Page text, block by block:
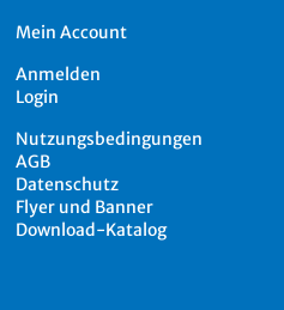
Mein Account
Anmelden
Login
Nutzungsbedingungen
AGB
Datenschutz
Flyer und Banner
Download-Katalog